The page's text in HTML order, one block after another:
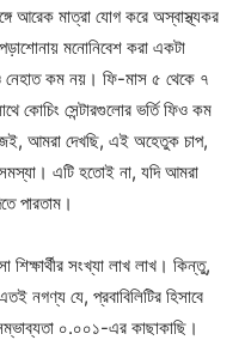
আরেক মাত্রা যোগ করে অস্বাস্থ্যকর
মনোনিবেশ করা একটা
নেহাত কম নয়। ফি-মাস ৫ থেকে ৭
কোচিং সেন্টারগুলোর ভর্তি ফিও কম
আমরা দেখছি, এই অহেতুক চাপ,
এটি হতোই না, যদি আমরা
পারতাম।
শিক্ষার্থীর সংখ্যা লাখ লাখ। কিন্তু,
নগণ্য যে, প্রবাবিলিটির হিসাবে
সম্ভাব্যতা ০.০০১-এর কাছাকাছি।